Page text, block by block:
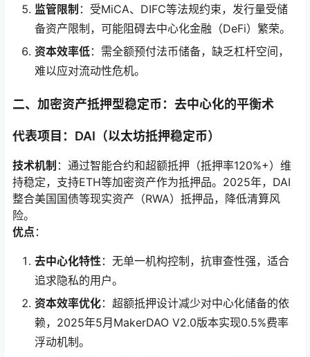
监管限制 ：受MiCA、DIFC等法规约束，发行量受储
备资产限制，可能阻碍去中心化金融（DeFi）繁荣。
资本效率低：需全额预付法币储备，缺乏杠杆空间，
难以应对流动性危机。
二、加密资产抵押型稳定币：去中心化的平衡术
代表项目：DAI（以太坊抵押稳定币）
技术机制 ：通过智能合约和超额抵押（抵押率120%+）维
持稳定，支持ETH等加密资产作为抵押品。2025年，DAI
整合美国国债等现实资产（RWA）抵押品，降低清算风
险。
优点 ：
去中心化特性：无单一机构控制，抗审查性强，适合
追求隐私的用户。
资本效率优化：超额抵押设计减少对中心化储备的依
赖，2025年5月MakerDAO V2.0版本实现0.5%费率
浮动机制。